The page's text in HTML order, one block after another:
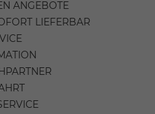
ANGEBOTE
LIEFERBAR